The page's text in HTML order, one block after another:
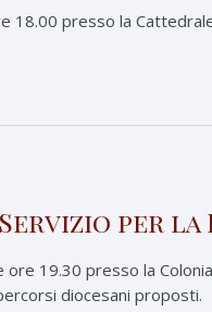
18.00 presso la
per la
19.30 presso la
diocesani